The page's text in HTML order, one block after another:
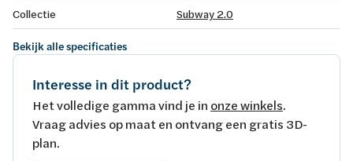
Collectie
Subway 2.0
Bekijk alle specificaties
Interesse in dit product?
Het volledige gamma vind je in onze winkels.
Vraag advies op maat en ontvang een gratis 3D-
plan.